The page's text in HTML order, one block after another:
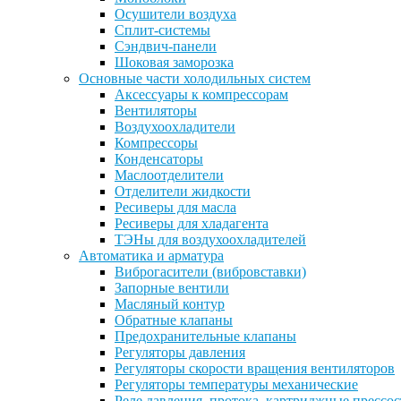
Осушители воздуха
Сплит-системы
Сэндвич-панели
Шоковая заморозка
Основные части холодильных систем
Аксессуары к компрессорам
Вентиляторы
Воздухоохладители
Компрессоры
Конденсаторы
Маслоотделители
Отделители жидкости
Ресиверы для масла
Ресиверы для хладагента
ТЭНы для воздухоохладителей
Автоматика и арматура
Виброгасители (вибровставки)
Запорные вентили
Масляный контур
Обратные клапаны
Предохранительные клапаны
Регуляторы давления
Регуляторы скорости вращения вентиляторов
Регуляторы температуры механические